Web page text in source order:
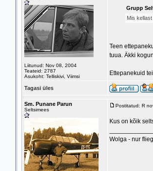
Liitunud: Nov 08, 2004
Teateid: 2787
Asukoht: Telliskivi, Viimsi
Grupp
Mis
Teen
tuua. Äkki
Ettepanekuid
Tagasi üles
Sm. Punane Parun
Seltsimees
Postitatud: R
Kus on kõik
Wolga - nur